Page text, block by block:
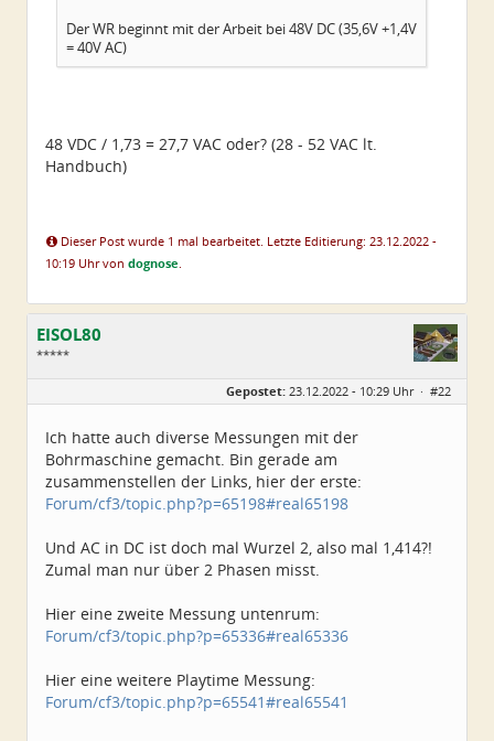
Der WR beginnt mit der Arbeit bei 48V DC (35,6V +1,4V
= 40V AC)
48 VDC / 1,73 = 27,7 VAC oder? (28 - 52 VAC lt.
Handbuch)
Dieser Post wurde 1 mal bearbeitet. Letzte Editierung: 23.12.2022 -
10:19 Uhr von dognose.
EISOL80
*****
Alter:
45
Dabei seit:
07 / 2022
Gepostet: 23.12.2022 - 10:29 Uhr · #22
Ich hatte auch diverse Messungen mit der
Bohrmaschine gemacht. Bin gerade am
zusammenstellen der Links, hier der erste:
Forum/cf3/topic.php?p=65198#real65198
Und AC in DC ist doch mal Wurzel 2, also mal 1,414?!
Zumal man nur über 2 Phasen misst.
Hier eine zweite Messung untenrum:
Forum/cf3/topic.php?p=65336#real65336
Hier eine weitere Playtime Messung:
Forum/cf3/topic.php?p=65541#real65541